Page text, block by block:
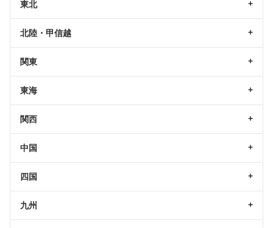
東北
北陸・甲信越
関東
東海
関西
中国
四国
九州